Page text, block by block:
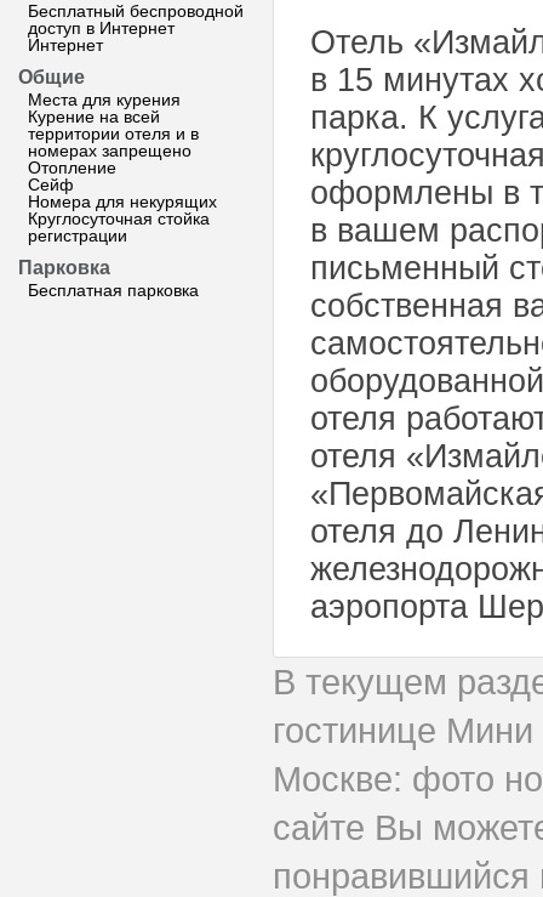
Бесплатный беспроводной
доступ в Интернет
Интернет
Общие
Места для курения
Курение на всей
территории отеля и в
номерах запрещено
Отопление
Сейф
Номера для некурящих
Круглосуточная стойка
регистрации
Парковка
Бесплатная парковка
Отель
в 15 минутах
парка. К
оформлены в
в вашем
письменный
собственная
отеля
отеля
отеля до
аэропорта
В текущем
гостинице
Москве: фото
сайте Вы